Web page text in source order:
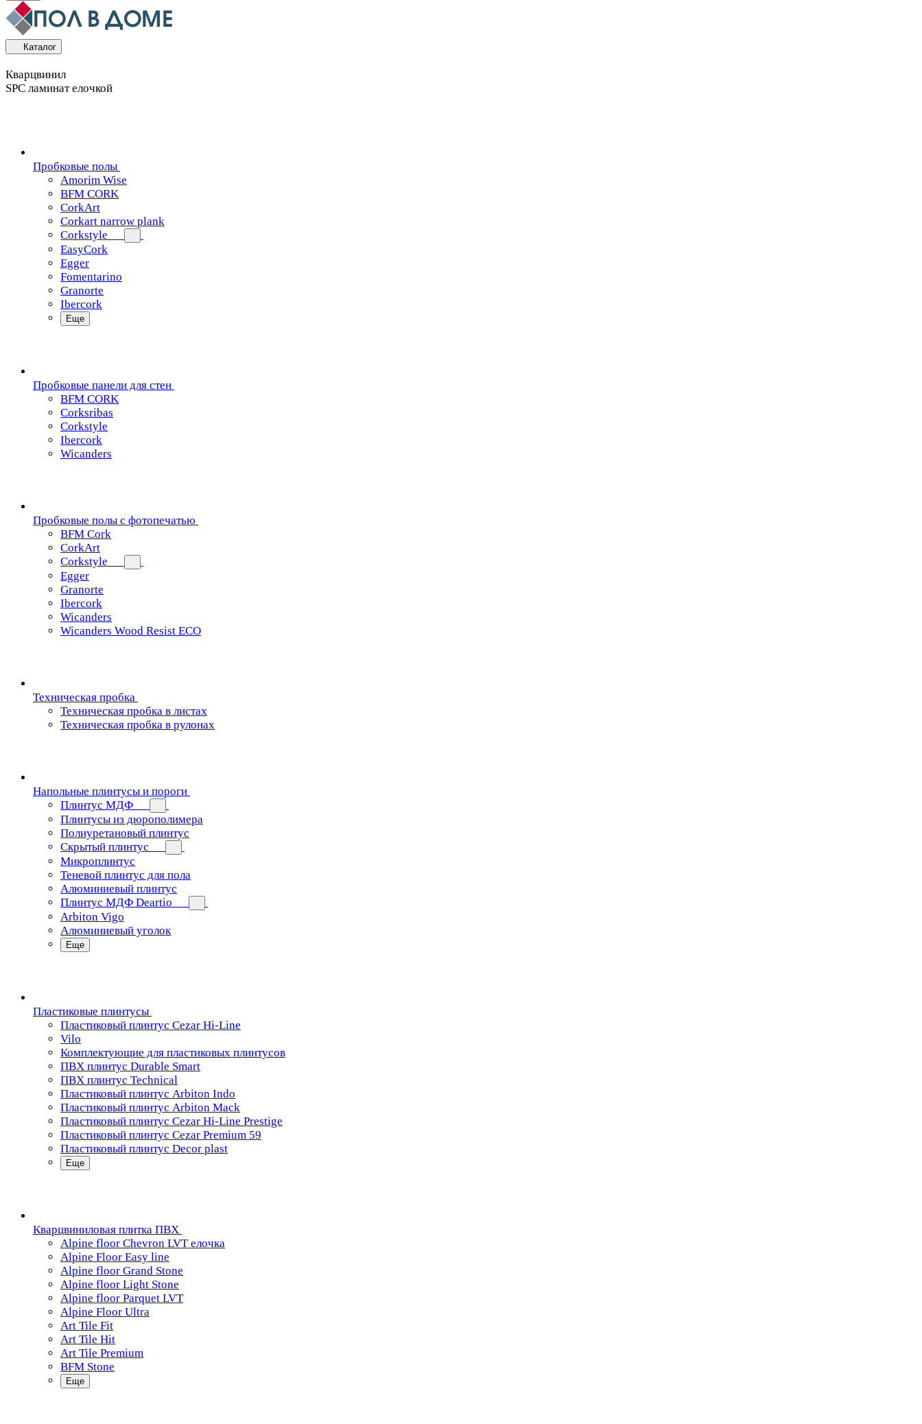
Каталог
Кварцвинил
SPC ламинат елочкой
Пробковые полы
Amorim Wise
BFM CORK
CorkArt
Corkart narrow plank
Corkstyle
EasyCork
Egger
Fomentarino
Granorte
Ibercork
Еще
Пробковые панели для стен
BFM CORK
Corksribas
Corkstyle
Ibercork
Wicanders
Пробковые полы с фотопечатью
BFM Cork
CorkArt
Corkstyle
Egger
Granorte
Ibercork
Wicanders
Wicanders Wood Resist ECO
Техническая пробка
Техническая пробка в листах
Техническая пробка в рулонах
Напольные плинтусы и пороги
Плинтус МДФ
Плинтусы из дюрополимера
Полиуретановый плинтус
Скрытый плинтус
Микроплинтус
Теневой плинтус для пола
Алюминиевый плинтус
Плинтус МДФ Deartio
Arbiton Vigo
Алюминиевый уголок
Еще
Пластиковые плинтусы
Пластиковый плинтус Cezar Hi-Line
Vilo
Комплектующие для пластиковых плинтусов
ПВХ плинтус Durable Smart
ПВХ плинтус Technical
Пластиковый плинтус Arbiton Indo
Пластиковый плинтус Arbiton Mack
Пластиковый плинтус Cezar Hi-Line Prestige
Пластиковый плинтус Cezar Premium 59
Пластиковый плинтус Decor plast
Еще
Кварцвиниловая плитка ПВХ
Alpine floor Chevron LVT елочка
Alpine Floor Easy line
Alpine floor Grand Stone
Alpine floor Light Stone
Alpine floor Parquet LVT
Alpine Floor Ultra
Art Tile Fit
Art Tile Hit
Art Tile Premium
BFM Stone
Еще